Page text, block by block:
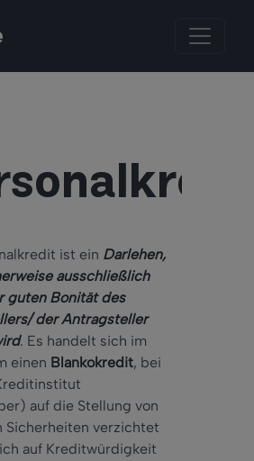
ist ein Darlehen,
ausschließlich
guten Bonität des
der Antragsteller
. Es handelt sich im
einen Blankokredit, bei
auf die Stellung von
Sicherheiten verzichtet
auf Kreditwürdigkeit